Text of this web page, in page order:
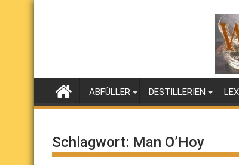
Skip
ABFÜLLER DESTILLERIEN
Schlagwort: Man O’Hoy